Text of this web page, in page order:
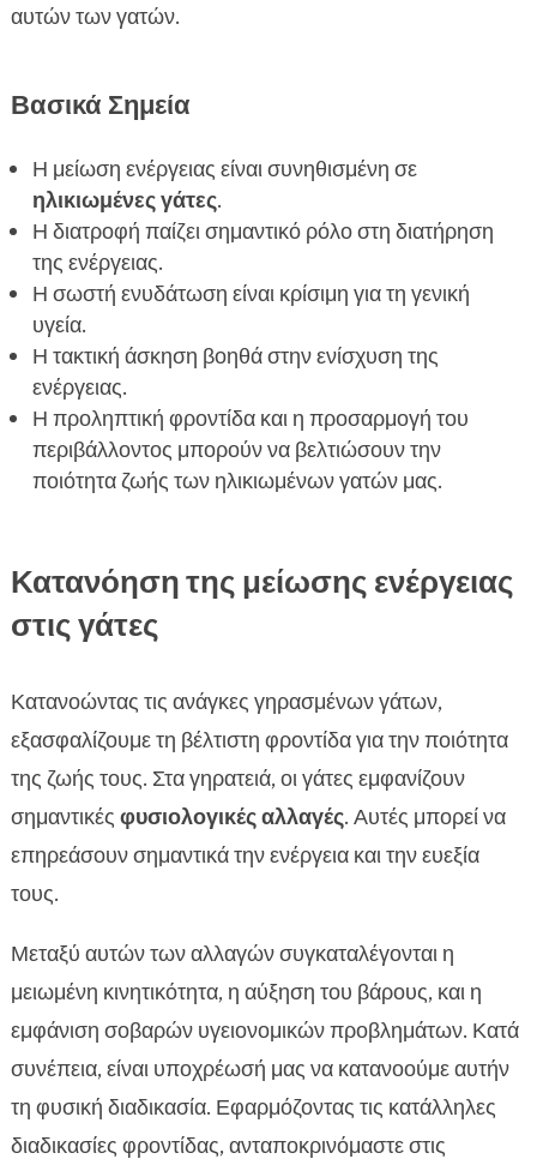
 Συμπληρώματα και βιταμίνες: Πότε είναι
Ζώντας με ηλικιωμένες γάτες: Πρακτικές
συμβουλές
Συμπέρασμα
 FAQ
αυτών των γατών.
Βασικά Σημεία
Η μείωση ενέργειας είναι συνηθισμένη σε
ηλικιωμένες γάτες.
Η διατροφή παίζει σημαντικό ρόλο στη διατήρηση
της ενέργειας.
Η σωστή ενυδάτωση είναι κρίσιμη για τη γενική
υγεία.
Η τακτική άσκηση βοηθά στην ενίσχυση της
ενέργειας.
Η προληπτική φροντίδα και η προσαρμογή του
περιβάλλοντος μπορούν να βελτιώσουν την
ποιότητα ζωής των ηλικιωμένων γατών μας.
Κατανόηση της μείωσης ενέργειας
στις γάτες
Κατανοώντας τις ανάγκες γηρασμένων γάτων,
εξασφαλίζουμε τη βέλτιστη φροντίδα για την ποιότητα
της ζωής τους. Στα γηρατειά, οι γάτες εμφανίζουν
σημαντικές φυσιολογικές αλλαγές. Αυτές μπορεί να
επηρεάσουν σημαντικά την ενέργεια και την ευεξία
τους.
Μεταξύ αυτών των αλλαγών συγκαταλέγονται η
μειωμένη κινητικότητα, η αύξηση του βάρους, και η
εμφάνιση σοβαρών υγειονομικών προβλημάτων. Κατά
συνέπεια, είναι υποχρέωσή μας να κατανοούμε αυτήν
τη φυσική διαδικασία. Εφαρμόζοντας τις κατάλληλες
διαδικασίες φροντίδας, ανταποκρινόμαστε στις